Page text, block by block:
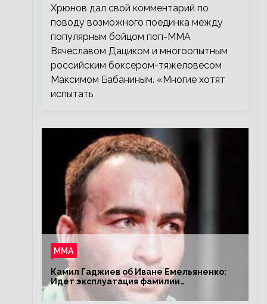
Хрюнов дал свой комментарий по
поводу возможного поединка между
популярным бойцом поп-ММА
Вячеславом Дациком и многоопытным
российским боксером-тяжеловесом
Максимом Бабаниным. «Многие хотят
испытать
ММА
Камил Гаджиев об Иване Емельяненко:
Идет эксплуатация фамилии
Емельяненко